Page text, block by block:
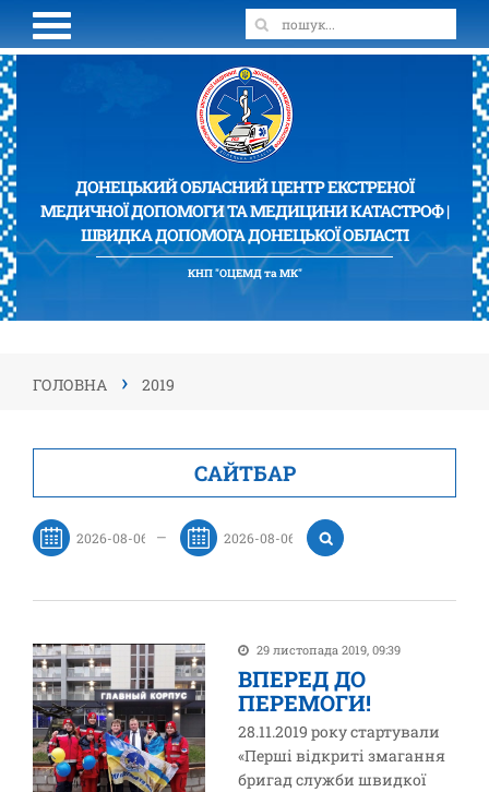
ДОНЕЦЬКИЙ ОБЛАСНИЙ ЦЕНТР ЕКСТРЕНОЇ
МЕДИЧНОЇ ДОПОМОГИ ТА МЕДИЦИНИ КАТАСТРОФ |
ШВИДКА ДОПОМОГА ДОНЕЦЬКОЇ ОБЛАСТІ
КНП "ОЦЕМД та МК"
ГОЛОВНА › 2019
САЙТБАР
—
29 листопада 2019, 09:39
ВПЕРЕД ДО
ПЕРЕМОГИ!
28.11.2019 року стартували
«Перші відкриті змагання
бригад служби швидкої